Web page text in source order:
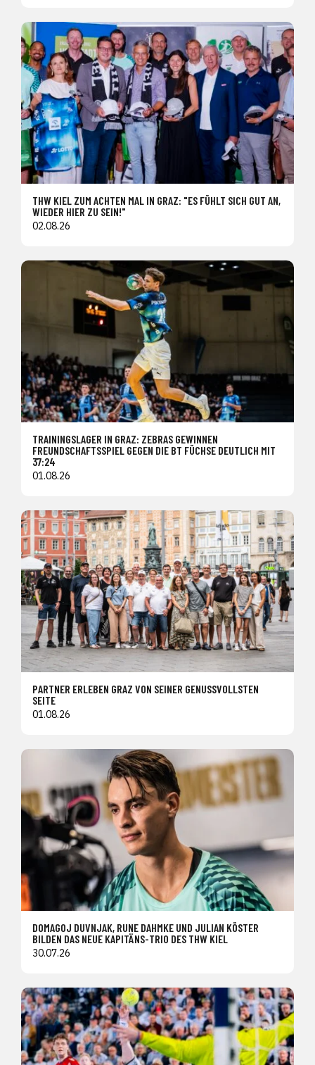
THW KIEL ZUM ACHTEN MAL IN GRAZ: "ES FÜHLT SICH GUT AN,
WIEDER HIER ZU SEIN!"
02.08.26
TRAININGSLAGER IN GRAZ: ZEBRAS GEWINNEN
FREUNDSCHAFTSSPIEL GEGEN DIE BT FÜCHSE DEUTLICH MIT
37:24
01.08.26
PARTNER ERLEBEN GRAZ VON SEINER GENUSSVOLLSTEN
SEITE
01.08.26
DOMAGOJ DUVNJAK, RUNE DAHMKE UND JULIAN KÖSTER
BILDEN DAS NEUE KAPITÄNS-TRIO DES THW KIEL
30.07.26